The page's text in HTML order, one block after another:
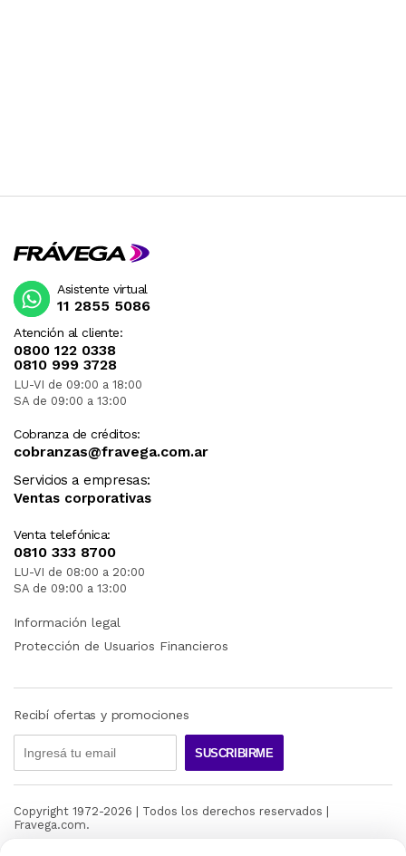
Atención al cliente:
0800 122 0338
0810 999 3728
LU-VI de 09:00 a 18:00
SA de 09:00 a 13:00
Cobranza de créditos:
cobranzas@fravega.com.ar
Servicios a empresas:
Ventas corporativas
Venta telefónica:
0810 333 8700
LU-VI de 08:00 a 20:00
SA de 09:00 a 13:00
Asistente virtual
11 2855 5086
Información legal
Protección de Usuarios Financieros
Recibí ofertas y promociones
SUSCRIBIRME
Copyright 1972-2026 | Todos los derechos reservados |
Fravega.com.